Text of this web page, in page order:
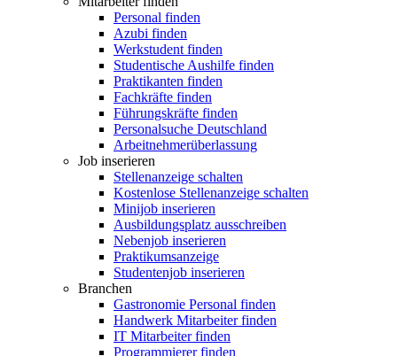
Personal finden
Azubi finden
Werkstudent finden
Studentische Aushilfe finden
Praktikanten finden
Fachkräfte finden
Führungskräfte finden
Personalsuche Deutschland
Arbeitnehmerüberlassung
Job inserieren
Stellenanzeige schalten
Kostenlose Stellenanzeige schalten
Minijob inserieren
Ausbildungsplatz ausschreiben
Nebenjob inserieren
Praktikumsanzeige
Studentenjob inserieren
Branchen
Gastronomie Personal finden
Handwerk Mitarbeiter finden
IT Mitarbeiter finden
Programmierer finden